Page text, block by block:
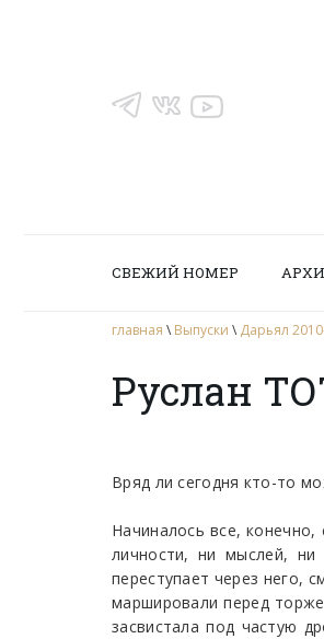
СВЕЖИЙ НОМЕР
главная \ Выпуски \ Дарьял
Руслан
Вряд ли сегодня кто-то
Начиналось все,
личности, ни мыслей,
переступает через него,
маршировали перед
засвистала под частую